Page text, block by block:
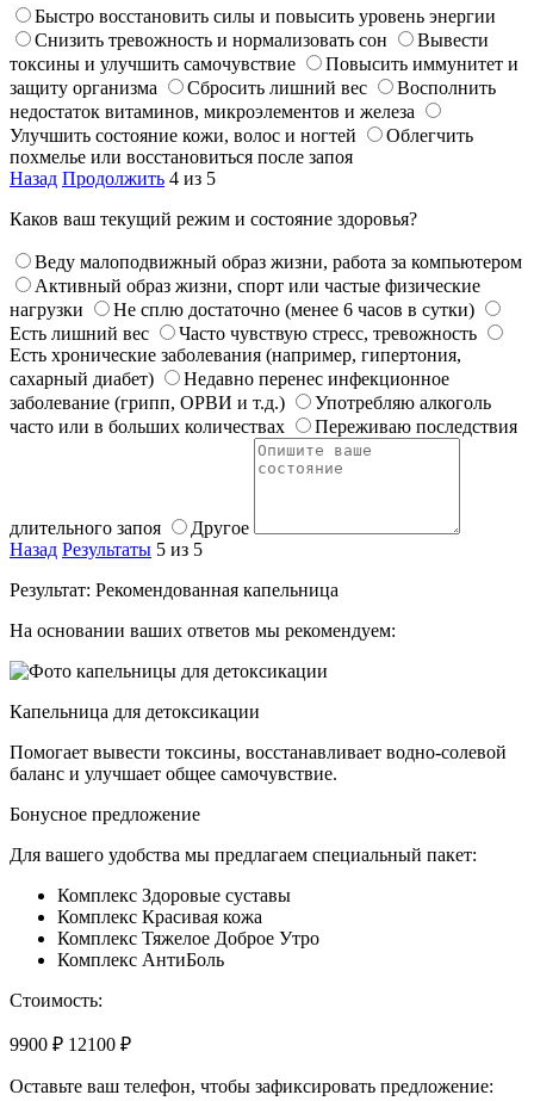
Быстро восстановить силы и повысить уровень энергии
Снизить тревожность и нормализовать сон
Вывести
токсины и улучшить самочувствие
Повысить иммунитет и
защиту организма
Сбросить лишний вес
Восполнить
недостаток витаминов, микроэлементов и железа
Улучшить состояние кожи, волос и ногтей
Облегчить
похмелье или восстановиться после запоя
Назад Продолжить 4 из 5
Каков ваш текущий режим и состояние здоровья?
Веду малоподвижный образ жизни, работа за компьютером
Активный образ жизни, спорт или частые физические
нагрузки
Не сплю достаточно (менее 6 часов в сутки)
Есть лишний вес
Часто чувствую стресс, тревожность
Есть хронические заболевания (например, гипертония,
сахарный диабет)
Недавно перенес инфекционное
заболевание (грипп, ОРВИ и т.д.)
Употребляю алкоголь
часто или в больших количествах
Переживаю последствия
длительного запоя
Другое
Назад Результаты 5 из 5
Результат: Рекомендованная капельница
На основании ваших ответов мы рекомендуем:
Капельница для детоксикации
Помогает вывести токсины, восстанавливает водно-солевой
баланс и улучшает общее самочувствие.
Бонусное предложение
Для вашего удобства мы предлагаем специальный пакет:
Комплекс Здоровые суставы
Комплекс Красивая кожа
Комплекс Тяжелое Доброе Утро
Комплекс АнтиБоль
Стоимость:
9900 ₽ 12100 ₽
Оставьте ваш телефон, чтобы зафиксировать предложение: